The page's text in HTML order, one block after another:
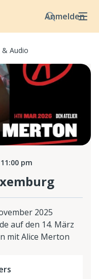
Anmelden
& Audio
pm
2025
auf den 14. März
mit Alice Merton